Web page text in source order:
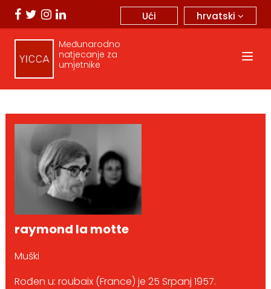
hrvatski
Ući
Međunarodno
natjecanje za
umjetnike
raymond la motte
Muški
Rođen u: roubaix (France) je 25 Srpanj 1957.